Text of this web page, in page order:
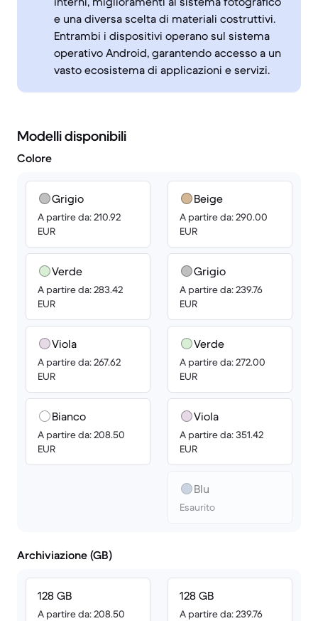
e una diversa scelta di materiali costruttivi.
Entrambi i dispositivi operano sul sistema
operativo Android, garantendo accesso a un
vasto ecosistema di applicazioni e servizi.
Modelli disponibili
Colore
Grigio
A partire da: 210.92
EUR
Verde
A partire da: 283.42
EUR
Viola
A partire da: 267.62
EUR
Bianco
A partire da: 208.50
EUR
Beige
A partire da: 290.00
EUR
Grigio
A partire da: 239.76
EUR
Verde
A partire da: 272.00
EUR
Viola
A partire da: 351.42
EUR
Blu
Esaurito
Archiviazione (GB)
128 GB
A partire da: 208.50
128 GB
A partire da: 239.76